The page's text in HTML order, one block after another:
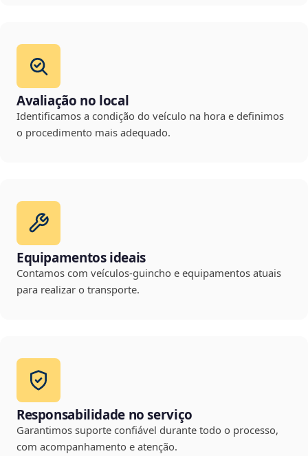
Avaliação no local
Identificamos a condição do veículo na hora e definimos
o procedimento mais adequado.
Equipamentos ideais
Contamos com veículos-guincho e equipamentos atuais
para realizar o transporte.
Responsabilidade no serviço
Garantimos suporte confiável durante todo o processo,
com acompanhamento e atenção.